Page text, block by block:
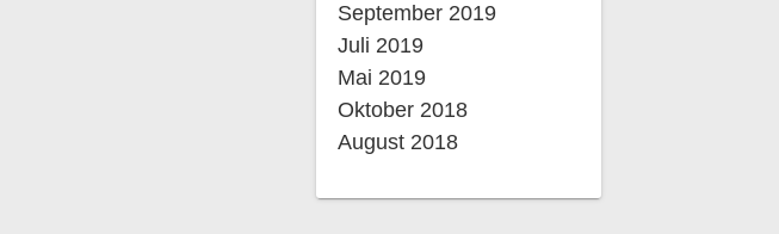
September 2019
Juli 2019
Mai 2019
Oktober 2018
August 2018